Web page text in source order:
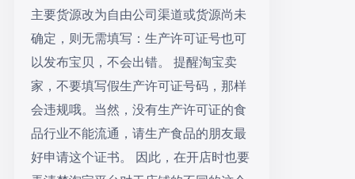
主要货源改为自由公司渠道或货源尚未
确定，则无需填写：生产许可证号也可
以发布宝贝，不会出错。 提醒淘宝卖
家，不要填写假生产许可证号码，那样
会违规哦。当然，没有生产许可证的食
品行业不能流通，请生产食品的朋友最
好申请这个证书。 因此，在开店时也要